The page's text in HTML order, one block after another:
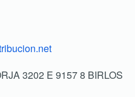
3202 E 9157 8 BIRLOS